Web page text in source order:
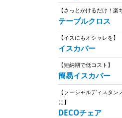
【さっとかけるだけ！楽
テーブルクロス
【イスにもオシャレを】
イスカバー
【短納期で低コスト】
簡易イスカバー
【ソーシャルディスタン
に】
DECOチェア